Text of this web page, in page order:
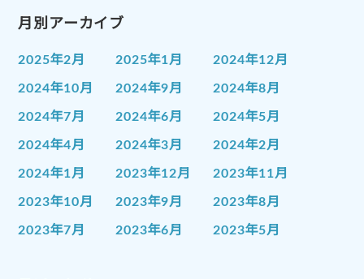
月別アーカイブ
2025年2月 2025年1月 2024年12月
2024年10月 2024年9月 2024年8月
2024年7月 2024年6月 2024年5月
2024年4月 2024年3月 2024年2月
2024年1月 2023年12月 2023年11月
2023年10月 2023年9月 2023年8月
2023年7月 2023年6月 2023年5月